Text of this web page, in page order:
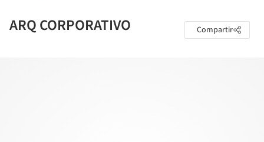
ARQ CORPORATIVO Compartir